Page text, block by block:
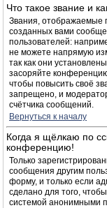
Что такое звание и
Звания, отображаемые
созданных вами
пользователей:
не можете напрямую
так как они
засоряйте
чтобы повысить своё
запрещено, и
счётчика сообщений.
Вернуться к началу
Когда я щёлкаю по
конференцию!
Только
сообщения другим
форму, и только если
сделано для того,
системой анонимными